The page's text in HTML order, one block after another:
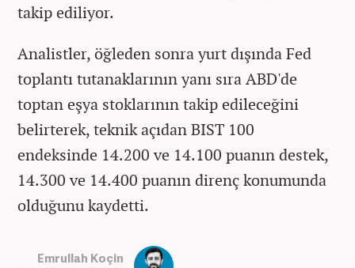
takip ediliyor.
Analistler, öğleden sonra yurt dışında Fed
toplantı tutanaklarının yanı sıra ABD'de
toptan eşya stoklarının takip edileceğini
belirterek, teknik açıdan BIST 100
endeksinde 14.200 ve 14.100 puanın destek,
14.300 ve 14.400 puanın direnç konumunda
olduğunu kaydetti.
Emrullah Koçin